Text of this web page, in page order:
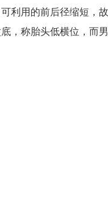
利用的前后径缩短，
，称胎头低横位，而